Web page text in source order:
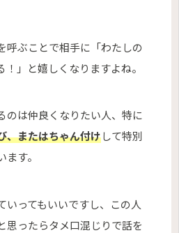
呼ぶことで相手に「わたしの
」と嬉しくなりますよね。
のは仲良くなりたい人、特に
、またはちゃん付けして特別
す。
いってもいいですし、この人
思ったらタメ口混じりで話を